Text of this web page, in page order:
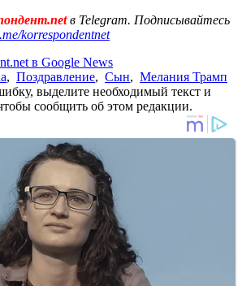
в Telegram. Подписывайтесь
korrespondentnet
в Google News
, Поздравление, Сын, Мелания Трамп
выделите необходимый текст и
сообщить об этом редакции.